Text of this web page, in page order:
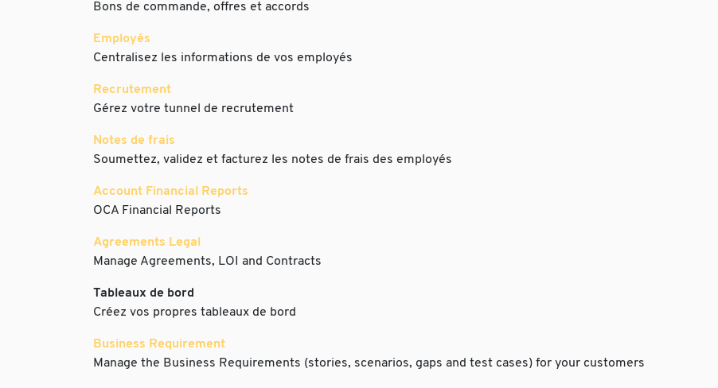
Bons de commande, offres et accords
Employés
Centralisez les informations de vos employés
Recrutement
Gérez votre tunnel de recrutement
Notes de frais
Soumettez, validez et facturez les notes de frais des employés
Account Financial Reports
OCA Financial Reports
Agreements Legal
Manage Agreements, LOI and Contracts
Tableaux de bord
Créez vos propres tableaux de bord
Business Requirement
Manage the Business Requirements (stories, scenarios, gaps and test cases) for your customers